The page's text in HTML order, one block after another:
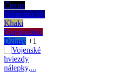
Čierna
Námorníctvo
Khaki
Burgundsko
Džínsy +1